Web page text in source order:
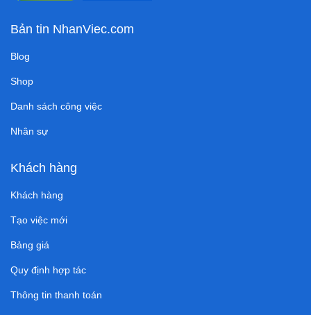
Bản tin NhanViec.com
Blog
Shop
Danh sách công việc
Nhân sự
Khách hàng
Khách hàng
Tạo việc mới
Bảng giá
Quy định hợp tác
Thông tin thanh toán